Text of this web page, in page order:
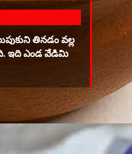
తినడం వల్ల
ఇది ఎండ వేడిమి